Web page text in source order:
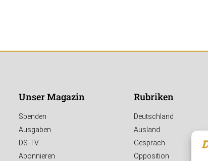
Unser Magazin
Spenden
Ausgaben
DS-TV
Abonnieren
Rubriken
Deutschland
Ausland
Gespräch
Opposition